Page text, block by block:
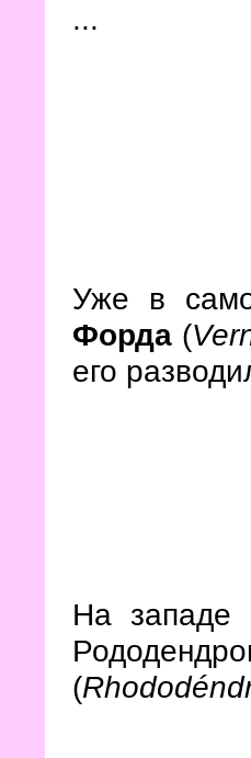
...
Уже в
Форда (
его
На западе
(